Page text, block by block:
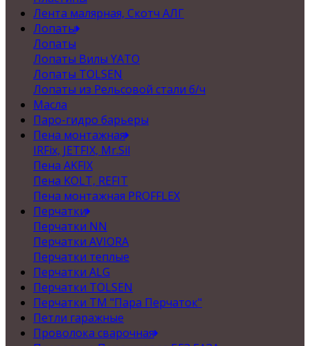
Лента малярная, Скотч АЛГ
Лопаты
Лопаты
Лопаты Вилы YATO
Лопаты TOLSEN
Лопаты из Рельсовой стали б/ч
Масла
Паро-гидро барьеры
Пена монтажная
IRFix, JETFIX, Mr.Sil
Пена AKFIX
Пена KOLT, REFIT
Пена монтажная PROFFLEX
Перчатки
Перчатки NN
Перчатки AVIORA
Перчатки теплые
Перчатки ALG
Перчатки TOLSEN
Перчатки ТМ "Пара Перчаток"
Петли гаражные
Проволока сварочная